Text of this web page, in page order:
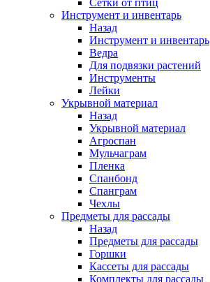
Сетки от птиц
Инструмент и инвентарь
Назад
Инструмент и инвентарь
Ведра
Для подвязки растений
Инструменты
Лейки
Укрывной материал
Назад
Укрывной материал
Агроспан
Мульчаграм
Пленка
Спанбонд
Спанграм
Чехлы
Предметы для рассады
Назад
Предметы для рассады
Горшки
Кассеты для рассады
Комплекты для рассады